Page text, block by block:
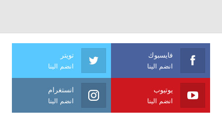
فايسبوك
انضم الينا
تويتر
انضم الينا
يوتيوب
انضم الينا
انستغرام
انضم الينا